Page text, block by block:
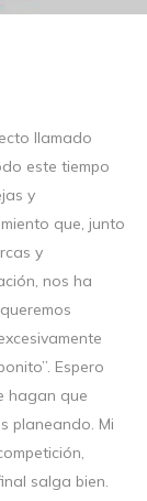
llamado
este tiempo
y
que, junto
y
nos ha
Espero
hagan que
planeando. Mi
salga bien.